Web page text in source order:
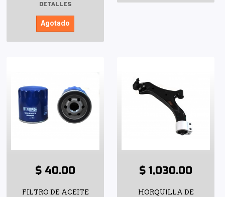
DETALLES
Agotado
$ 40.00
FILTRO DE ACEITE
$ 1,030.00
HORQUILLA DE